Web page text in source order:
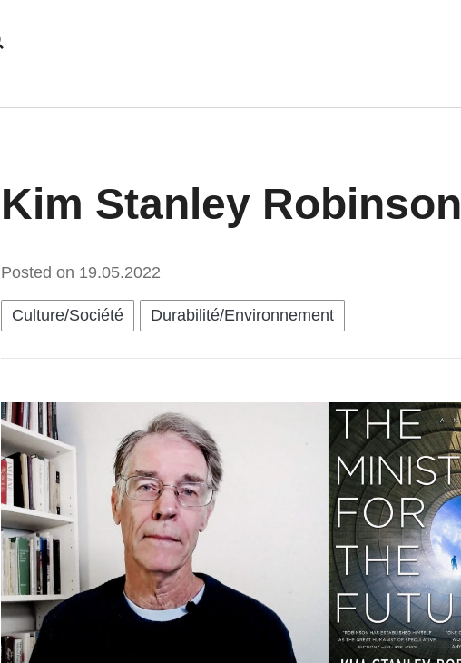
Kim Stanley Robinson
Posted on 19.05.2022
Catégories:
Culture/Société Durabilité/Environnement